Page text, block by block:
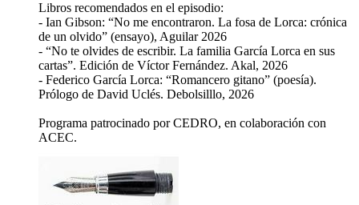
Libros recomendados en el episodio:
- Ian Gibson: “No me encontraron. La fosa de Lorca: crónica
de un olvido” (ensayo), Aguilar 2026
- “No te olvides de escribir. La familia García Lorca en sus
cartas”. Edición de Víctor Fernández. Akal, 2026
- Federico García Lorca: “Romancero gitano” (poesía).
Prólogo de David Uclés. Debolsilllo, 2026
Programa patrocinado por CEDRO, en colaboración con
ACEC.